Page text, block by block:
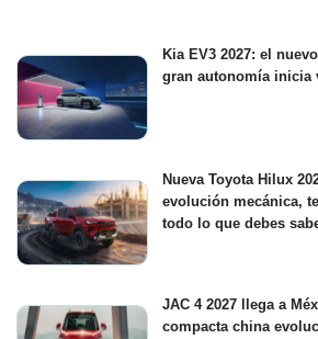
Kia EV3 2027: el
gran autonomía inicia
Nueva Toyota Hilux
evolución mecánica,
todo lo que debes
JAC 4 2027 llega a
compacta china